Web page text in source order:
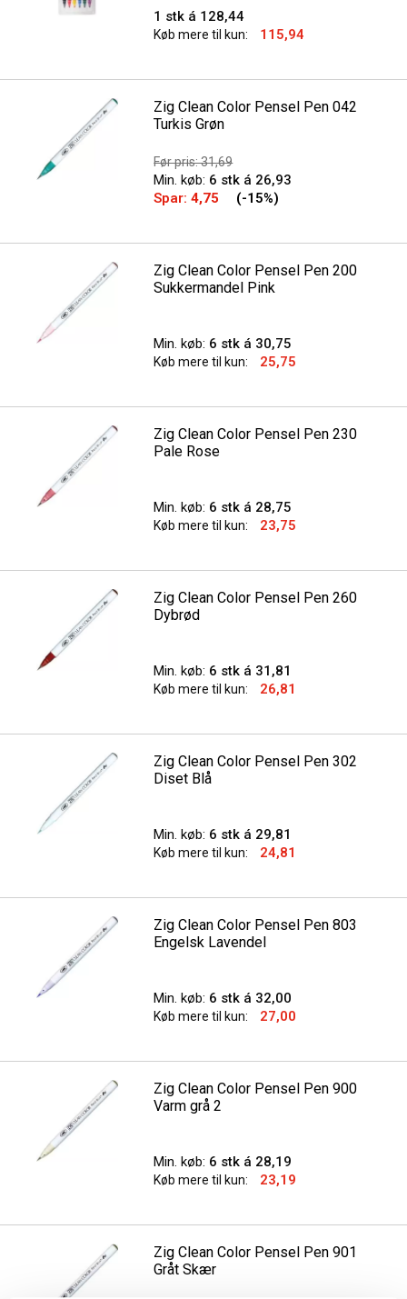
1 stk á 128,44
Køb mere til kun: 115,94
Zig Clean Color Pensel Pen 042
Turkis Grøn
Før pris: 31,69
Min. køb: 6 stk á 26,93
Spar:4,75 (-15%)
Zig Clean Color Pensel Pen 200
Sukkermandel Pink
Min. køb: 6 stk á 30,75
Køb mere til kun: 25,75
Zig Clean Color Pensel Pen 230
Pale Rose
Min. køb: 6 stk á 28,75
Køb mere til kun: 23,75
Zig Clean Color Pensel Pen 260
Dybrød
Min. køb: 6 stk á 31,81
Køb mere til kun: 26,81
Zig Clean Color Pensel Pen 302
Diset Blå
Min. køb: 6 stk á 29,81
Køb mere til kun: 24,81
Zig Clean Color Pensel Pen 803
Engelsk Lavendel
Min. køb: 6 stk á 32,00
Køb mere til kun: 27,00
Zig Clean Color Pensel Pen 900
Varm grå 2
Min. køb: 6 stk á 28,19
Køb mere til kun: 23,19
Zig Clean Color Pensel Pen 901
Gråt Skær